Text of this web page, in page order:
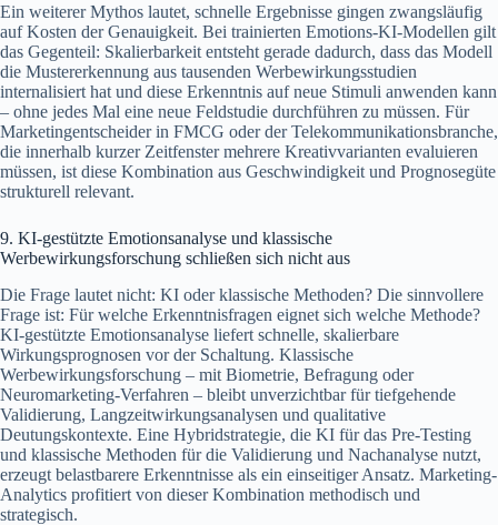
Ein weiterer Mythos lautet, schnelle Ergebnisse gingen zwangsläufig
auf Kosten der Genauigkeit. Bei trainierten Emotions-KI-Modellen gilt
das Gegenteil: Skalierbarkeit entsteht gerade dadurch, dass das Modell
die Mustererkennung aus tausenden Werbewirkungsstudien
internalisiert hat und diese Erkenntnis auf neue Stimuli anwenden kann
– ohne jedes Mal eine neue Feldstudie durchführen zu müssen. Für
Marketingentscheider in FMCG oder der Telekommunikationsbranche,
die innerhalb kurzer Zeitfenster mehrere Kreativvarianten evaluieren
müssen, ist diese Kombination aus Geschwindigkeit und Prognosegüte
strukturell relevant.
9. KI-gestützte Emotionsanalyse und klassische
Werbewirkungsforschung schließen sich nicht aus
Die Frage lautet nicht: KI oder klassische Methoden? Die sinnvollere
Frage ist: Für welche Erkenntnisfragen eignet sich welche Methode?
KI-gestützte Emotionsanalyse liefert schnelle, skalierbare
Wirkungsprognosen vor der Schaltung. Klassische
Werbewirkungsforschung – mit Biometrie, Befragung oder
Neuromarketing-Verfahren – bleibt unverzichtbar für tiefgehende
Validierung, Langzeitwirkungsanalysen und qualitative
Deutungskontexte. Eine Hybridstrategie, die KI für das Pre-Testing
und klassische Methoden für die Validierung und Nachanalyse nutzt,
erzeugt belastbarere Erkenntnisse als ein einseitiger Ansatz. Marketing-
Analytics profitiert von dieser Kombination methodisch und
strategisch.